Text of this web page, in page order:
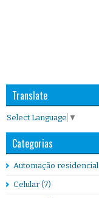
Translate
Select Language ▼
Categorias
Automação residencial
Celular (7)